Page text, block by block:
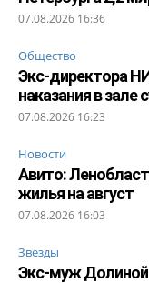
07.08.2026 16:36
Общество
Экс-директора
наказания в зале
07.08.2026 16:23
Новости
Авито:
жилья на август
07.08.2026 16:03
Звезды
Экс-муж Долиной